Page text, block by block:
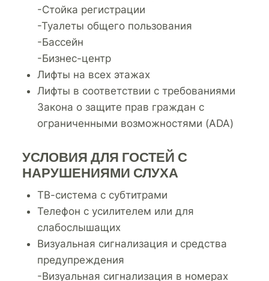
-Стойка регистрации
-Туалеты общего пользования
-Бассейн
-Бизнес-центр
Лифты на всех этажах
Лифты в соответствии с требованиями
Закона о защите прав граждан с
ограниченными возможностями (ADA)
УСЛОВИЯ ДЛЯ ГОСТЕЙ С
НАРУШЕНИЯМИ СЛУХА
ТВ-система с субтитрами
Телефон с усилителем или для
слабослышащих
Визуальная сигнализация и средства
предупреждения
-Визуальная сигнализация в номерах